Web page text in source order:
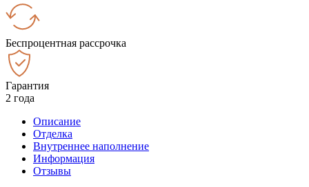
Беспроцентная рассрочка
Гарантия
2 года
Описание
Отделка
Внутреннее наполнение
Информация
Отзывы